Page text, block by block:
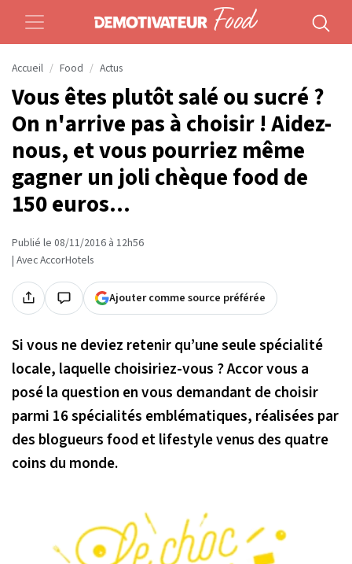
Accueil Food Actus
Vous êtes plutôt salé ou sucré ?
On n'arrive pas à choisir ! Aidez-
nous, et vous pourriez même
gagner un joli chèque food de
150 euros...
Publié le 08/11/2016 à 12h56
| Avec AccorHotels
Ajouter comme source préférée
Si vous ne deviez retenir qu’une seule spécialité
locale, laquelle choisiriez-vous ? Accor vous a
posé la question en vous demandant de choisir
parmi 16 spécialités emblématiques, réalisées par
des blogueurs food et lifestyle venus des quatre
coins du monde.